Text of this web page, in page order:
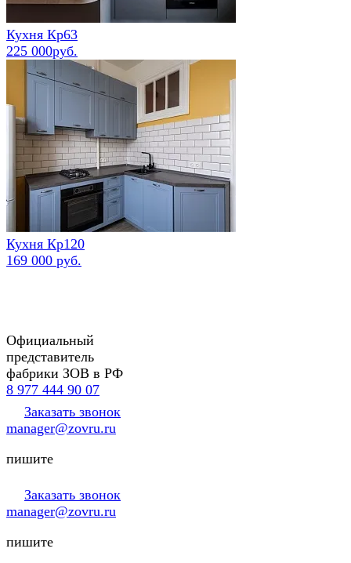
Кухня Кр63
225 000руб.
Кухня Кр120
169 000 руб.
Официальный
представитель
фабрики ЗОВ в РФ
8 977 444 90 07
Заказать звонок
manager@zovru.ru
пишите
Заказать звонок
manager@zovru.ru
пишите